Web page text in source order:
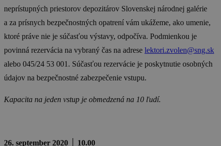
neprístupných priestorov depozitárov Slovenskej národnej galérie
a za prísnych bezpečnostných opatrení vám ukážeme, ako umenie,
ktoré práve nie je súčasťou výstavy, odpočíva. Podmienkou je
povinná rezervácia na vybraný čas na adrese lektori.zvolen@sng.sk
alebo 045/24 53 001. Súčasťou rezervácie je poskytnutie osobných
údajov na bezpečnostné zabezpečenie vstupu.
Kapacita na jeden vstup je obmedzená na 10 ľudí.
26. september 2020 │ 10.00